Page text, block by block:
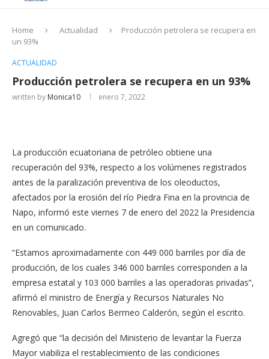
Home Actualidad
Producción petrolera se recupera en
un 93%
ACTUALIDAD
Producción petrolera se recupera en un 93%
written by Monica10 enero 7, 2022
La producción ecuatoriana de petróleo obtiene una
recuperación del 93%, respecto a los volúmenes registrados
antes de la paralización preventiva de los oleoductos,
afectados por la erosión del río Piedra Fina en la provincia de
Napo, informó este viernes 7 de enero del 2022 la Presidencia
en un comunicado.
“Estamos aproximadamente con 449 000 barriles por día de
producción, de los cuales 346 000 barriles corresponden a la
empresa estatal y 103 000 barriles a las operadoras privadas”,
afirmó el ministro de Energía y Recursos Naturales No
Renovables, Juan Carlos Bermeo Calderón, según el escrito.
Agregó que “la decisión del Ministerio de levantar la Fuerza
Mayor viabiliza el restablecimiento de las condiciones